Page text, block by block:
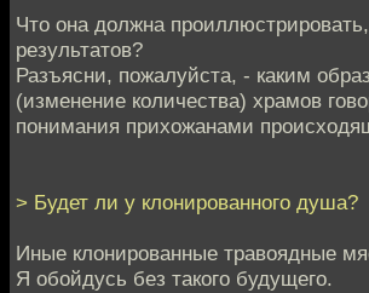
Что она должна
результатов?
Разъясни, пожалуйста, - каким
(изменение количества) храмов
понимания прихожанами
> Будет ли у клонированного душа?
Иные клонированные травоядные
Я обойдусь без такого будущего.